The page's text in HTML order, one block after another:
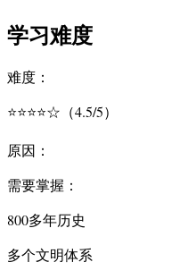
学习难度
难度：
⭐⭐⭐⭐☆（4.5/5）
原因：
需要掌握：
800多年历史
多个文明体系